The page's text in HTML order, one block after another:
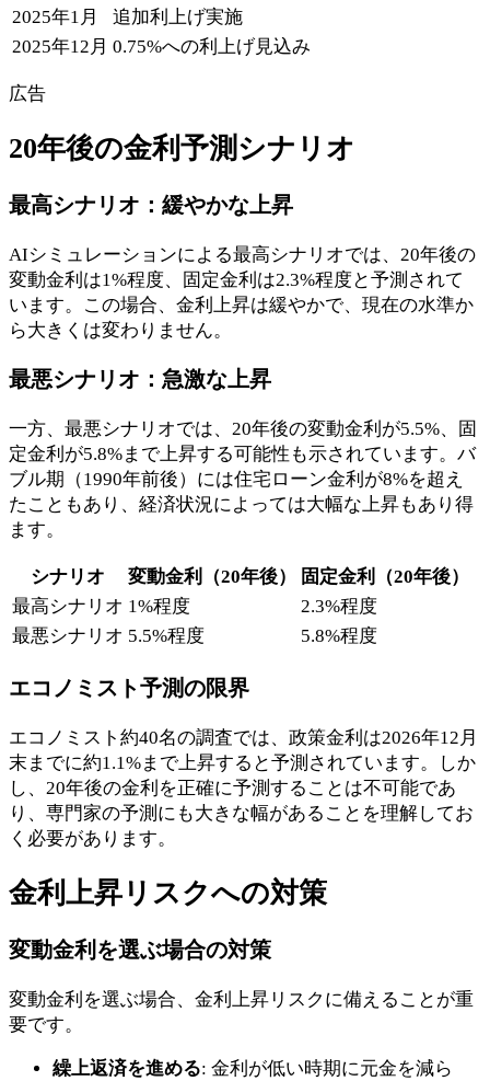
2025年1月
追加利上げ実施
2025年12月 0.75%への利上げ見込み
広告
20年後の金利予測シナリオ
最高シナリオ：緩やかな上昇
AIシミュレーションによる最高シナリオでは、20年後の
変動金利は1%程度、固定金利は2.3%程度と予測されて
います。この場合、金利上昇は緩やかで、現在の水準か
ら大きくは変わりません。
最悪シナリオ：急激な上昇
一方、最悪シナリオでは、20年後の変動金利が5.5%、固
定金利が5.8%まで上昇する可能性も示されています。バ
ブル期（1990年前後）には住宅ローン金利が8%を超え
たこともあり、経済状況によっては大幅な上昇もあり得
ます。
シナリオ 変動金利（20年後）
固定金利（20年後）
最高シナリオ 1%程度
2.3%程度
最悪シナリオ 5.5%程度 5.8%程度
エコノミスト予測の限界
エコノミスト約40名の調査では、政策金利は2026年12月
末までに約1.1%まで上昇すると予測されています。しか
し、20年後の金利を正確に予測することは不可能であ
り、専門家の予測にも大きな幅があることを理解してお
く必要があります。
金利上昇リスクへの対策
変動金利を選ぶ場合の対策
変動金利を選ぶ場合、金利上昇リスクに備えることが重
要です。
繰上返済を進める: 金利が低い時期に元金を減ら